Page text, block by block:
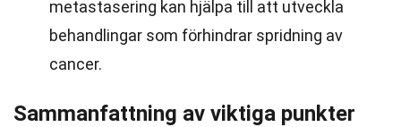
metastasering kan hjälpa till att utveckla
behandlingar som förhindrar spridning av
cancer.
Sammanfattning av viktiga punkter